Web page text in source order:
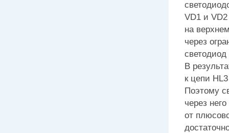
VD1 и
на
через
В
к цепи
Поэтому
через
от